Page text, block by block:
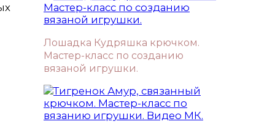
Лошадка Кудряшка крючком.
Мастер-класс по созданию
вязаной игрушки.